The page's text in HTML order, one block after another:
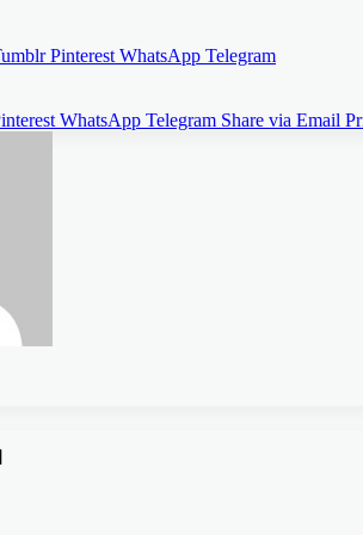
Pinterest WhatsApp Telegram
WhatsApp Telegram Share via Email